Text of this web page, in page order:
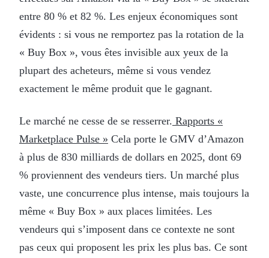
entre 80 % et 82 %. Les enjeux économiques sont
évidents : si vous ne remportez pas la rotation de la
« Buy Box », vous êtes invisible aux yeux de la
plupart des acheteurs, même si vous vendez
exactement le même produit que le gagnant.
Le marché ne cesse de se resserrer. Rapports «
Marketplace Pulse » Cela porte le GMV d’Amazon
à plus de 830 milliards de dollars en 2025, dont 69
% proviennent des vendeurs tiers. Un marché plus
vaste, une concurrence plus intense, mais toujours la
même « Buy Box » aux places limitées. Les
vendeurs qui s’imposent dans ce contexte ne sont
pas ceux qui proposent les prix les plus bas. Ce sont